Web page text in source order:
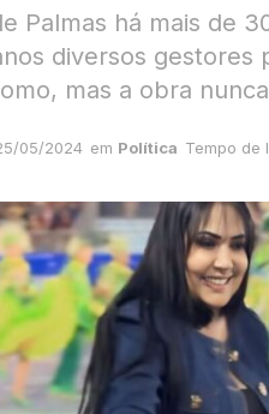
Palmas há mais de
diversos
mas a obra
05/2024 em Política Tempo de